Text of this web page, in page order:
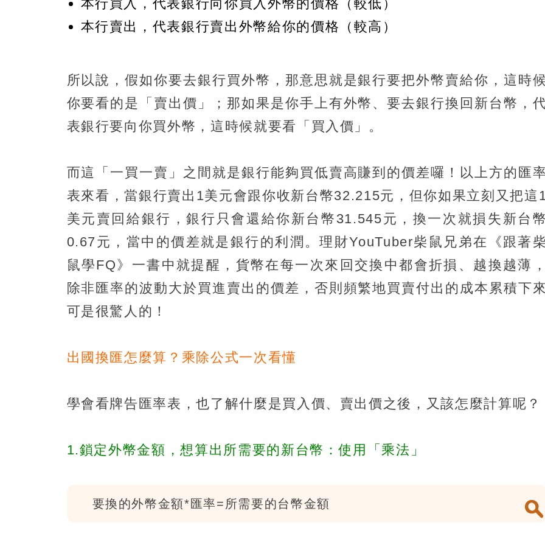
本行買入，代表銀行向你買入外幣的價格（較低）
本行賣出，代表銀行賣出外幣給你的價格（較高）
所以說，假如你要去銀行買外幣，那意思就是銀行要把外幣賣給你，這時候
你要看的是「賣出價」；那如果是你手上有外幣、要去銀行換回新台幣，
表銀行要向你買外幣，這時候就要看「買入價」。
而這「一買一賣」之間就是銀行能夠買低賣高賺到的價差囉！以上方的匯率
表來看，當銀行賣出1美元會跟你收新台幣32.215元，但你如果立刻又把這
美元賣回給銀行，銀行只會還給你新台幣31.545元，換一次就損失新台幣
0.67元，當中的價差就是銀行的利潤。理財YouTuber柴鼠兄弟在《跟著柴
鼠學FQ》一書中就提醒，貨幣在每一次來回交換中都會折損、越換越薄，
除非匯率的波動大於買進賣出的價差，否則頻繁地買賣付出的成本累積下來
可是很驚人的！
出國換匯怎麼算？乘除公式一次看懂
學會看牌告匯率表，也了解什麼是買入價、賣出價之後，又該怎麼計算呢？
1.鎖定外幣金額，想算出所需要的新台幣：使用「乘法」
要換的外幣金額*匯率=所需要的台幣金額